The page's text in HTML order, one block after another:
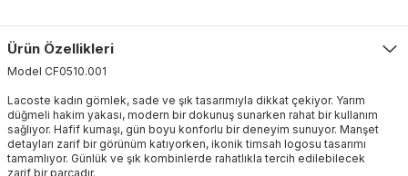
Ürün Özellikleri
Model CF0510.001
Lacoste kadın gömlek, sade ve şık tasarımıyla dikkat çekiyor. Yarım
düğmeli hakim yakası, modern bir dokunuş sunarken rahat bir kullanım
sağlıyor. Hafif kumaşı, gün boyu konforlu bir deneyim sunuyor. Manşet
detayları zarif bir görünüm katıyorken, ikonik timsah logosu tasarımı
tamamlıyor. Günlük ve şık kombinlerde rahatlıkla tercih edilebilecek
zarif bir parçadır.